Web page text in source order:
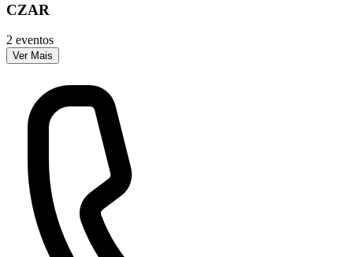
CZAR
2 eventos
Ver Mais